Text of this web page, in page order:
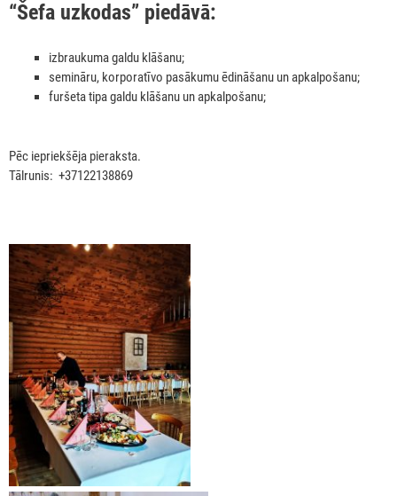
“Šefa uzkodas” piedāvā:
izbraukuma galdu klāšanu;
semināru, korporatīvo pasākumu ēdināšanu un apkalpošanu;
furšeta tipa galdu klāšanu un apkalpošanu;
Pēc iepriekšēja pieraksta.
Tālrunis: +37122138869